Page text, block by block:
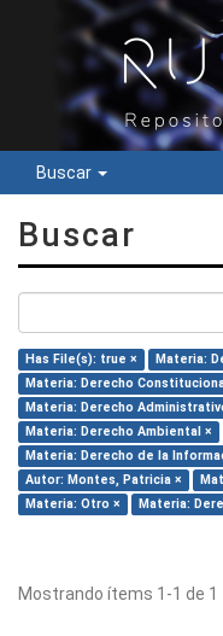
Buscar
Buscar
Has File(s): true × Materia:
Materia: Derecho
Materia: Derecho
Materia: Derecho Ambiental ×
Materia: Derecho de la
Autor: Montes, Patricia ×
Materia: Otro ×
Materia:
Mostrando ítems 1-1 de 1